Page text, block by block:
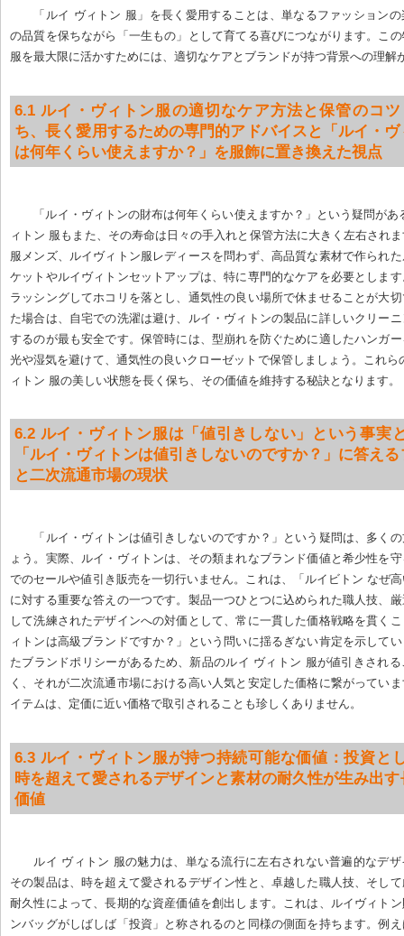
「ルイ ヴィトン 服」を長く愛用することは、単なるファッション
の品質を保ちながら「一生もの」として育てる喜びにつながります。こ
服を最大限に活かすためには、適切なケアとブランドが持つ背景への理解
6.1 ルイ・ヴィトン服の適切なケア方法と保管のコ
ち、長く愛用するための専門的アドバイスと「ルイ・
は何年くらい使えますか？」を服飾に置き換えた視点
「ルイ・ヴィトンの財布は何年くらい使えますか？」という疑問が
ィトン 服もまた、その寿命は日々の手入れと保管方法に大きく左右され
服メンズ、ルイヴィトン服レディースを問わず、高品質な素材で作られ
ケットやルイヴィトンセットアップは、特に専門的なケアを必要としま
ラッシングしてホコリを落とし、通気性の良い場所で休ませることが大
た場合は、自宅での洗濯は避け、ルイ・ヴィトンの製品に詳しいクリー
するのが最も安全です。保管時には、型崩れを防ぐために適したハンガ
光や湿気を避けて、通気性の良いクローゼットで保管しましょう。これら
ィトン 服の美しい状態を長く保ち、その価値を維持する秘訣となります。
6.2 ルイ・ヴィトン服は「値引きしない」という事実
「ルイ・ヴィトンは値引きしないのですか？」に答え
と二次流通市場の現状
「ルイ・ヴィトンは値引きしないのですか？」という疑問は、多く
ょう。実際、ルイ・ヴィトンは、その類まれなブランド価値と希少性を
でのセールや値引き販売を一切行いません。これは、「ルイビトン なぜ
に対する重要な答えの一つです。製品一つひとつに込められた職人技、
して洗練されたデザインへの対価として、常に一貫した価格戦略を貫く
ィトンは高級ブランドですか？」という問いに揺るぎない肯定を示して
たブランドポリシーがあるため、新品のルイ ヴィトン 服が値引きされ
く、それが二次流通市場における高い人気と安定した価格に繋がってい
イテムは、定価に近い価格で取引されることも珍しくありません。
6.3 ルイ・ヴィトン服が持つ持続可能な価値：投資と
時を超えて愛されるデザインと素材の耐久性が生み出
価値
ルイ ヴィトン 服の魅力は、単なる流行に左右されない普遍的なデ
その製品は、時を超えて愛されるデザイン性と、卓越した職人技、そし
耐久性によって、長期的な資産価値を創出します。これは、ルイヴィト
ンバッグがしばしば「投資」と称されるのと同様の側面を持ちます。例